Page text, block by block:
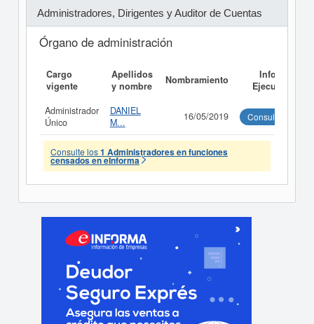
Administradores, Dirigentes y Auditor de Cuentas
Órgano de administración
Cargo
vigente
Apellidos
y nombre
Nombramiento
Informe
Ejecutivo
Administrador
Único
DANIEL
M...
16/05/2019 Consultar
Consulte los1 Administradores en funciones
censados en eInforma